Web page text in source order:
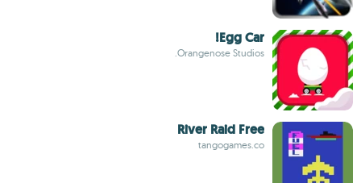
Egg Car!
Orangenose Studios.
River Raid Free
tangogames.co